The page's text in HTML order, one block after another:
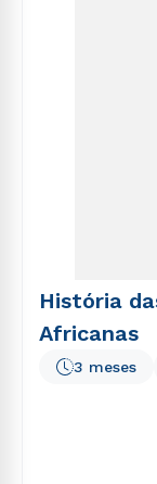
História
Africanas
3 meses